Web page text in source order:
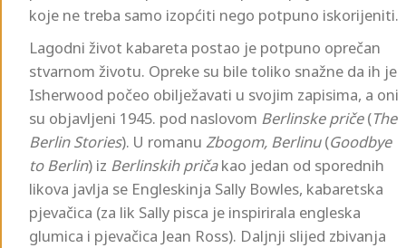
koje ne treba samo izopćiti nego potpuno iskorijeniti.
Lagodni život kabareta postao je potpuno oprečan
stvarnom životu. Opreke su bile toliko snažne da ih je
Isherwood počeo obilježavati u svojim zapisima, a oni
su objavljeni 1945. pod naslovom Berlinske priče(The
Berlin Stories). U romanu Zbogom, Berlinu(Goodbye
to Berlin) iz Berlinskih pričakao jedan od sporednih
likova javlja se Engleskinja Sally Bowles, kabaretska
pjevačica (za lik Sally pisca je inspirirala engleska
glumica i pjevačica Jean Ross). Daljnji slijed zbivanja